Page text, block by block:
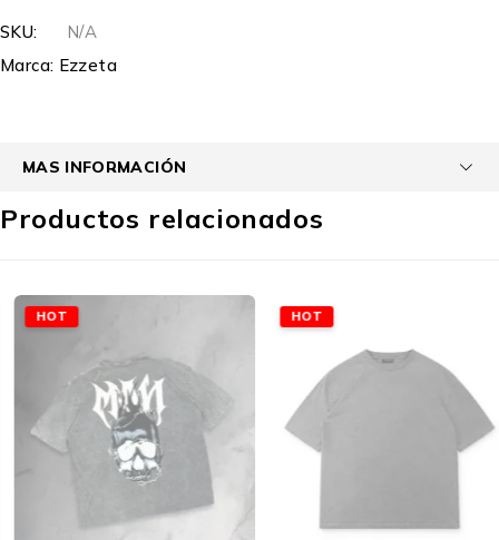
SKU:
N/A
Marca: Ezzeta
MAS INFORMACIÓN
Productos relacionados
HOT HOT